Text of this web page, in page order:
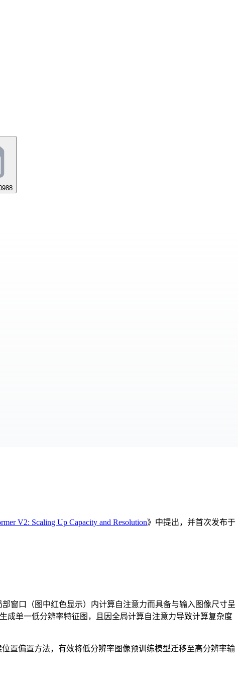
V2: Scaling Up Capacity and Resolution》中提出，并首次发布于
窗口（图中红色显示）内计算自注意力而具备与输入图像尺寸呈
成单一低分辨率特征图，且因全局计算自注意力导致计算复杂度
置偏置方法，有效将低分辨率图像预训练模型迁移至高分辨率输